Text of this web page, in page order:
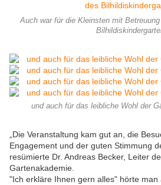
Auch war für die Kleinsten mit
und auch für das leibliche Wohl der
„Die Veranstaltung kam gut an, die
Engagement und der guten Stimmung
resümierte Dr. Andreas Becker, Leiter
Gartenakademie.
"Ich erkläre Ihnen gern alles" hörte man